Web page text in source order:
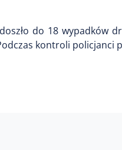
do 18 wypadków
kontroli